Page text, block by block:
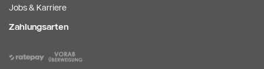
Jobs & Karriere
Zahlungsarten